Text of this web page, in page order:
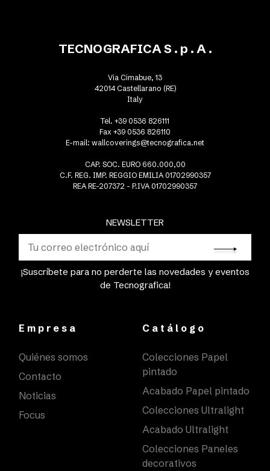
NEWSLETTER
¡Suscríbete para no perderte las novedades y eventos
de Tecnografica!
TECNOGRAFICA S . p . A .
Via Cimabue, 13
42014 Castellarano (RE)
Italy
Tel. +39 0536 826111
Fax +39 0536 826110
E-mail: wallcoverings@tecnografica.net
CAP. SOC. EURO 660.000,00
C.F. REG. IMP. REGGIO EMILIA 01702990357
REA RE-207372 - P.IVA 01702990357
Empresa
Quiénes somos
Contacto
Noticias
Focus
Catálogo
Colecciones Papel
pintado
Acabado Papel pintado
Colecciones Ultralight
Acabado Ultralight
Colecciones Paneles
decorativos